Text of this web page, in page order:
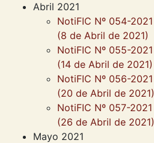
Abril 2021
NotiFIC Nº 054-2021
(8 de Abril de 2021)
NotiFIC Nº 055-2021
(14 de Abril de 2021)
NotiFIC Nº 056-2021
(20 de Abril de 2021)
NotiFIC Nº 057-2021
(26 de Abril de 2021)
Mayo 2021